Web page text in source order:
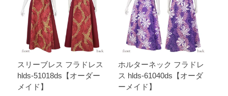
スリーブレス フラドレス
hlds-51018ds【オーダー
メイド】
ホルターネック フラドレ
ス hlds-61040ds【オーダ
ーメイド】